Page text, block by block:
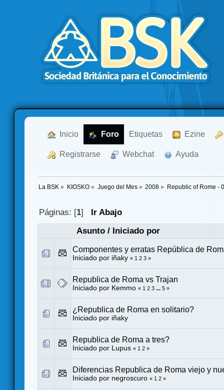
Inicio Foro Etiquetas Ezine
Registrarse Webchat Ayuda
La BSK » KIOSKO» Juego del Mes» 2008 » Republic of Rome -
Páginas: [1]
Ir Abajo
Asunto/ Iniciado por
Componentes y erratas República de
Iniciado por iñaky « 1 2 3 »
Republica de Roma vs Trajan
Iniciado por Kemmo « 1 2 3 ... 5 »
¿Republica de Roma en solitario?
Iniciado por iñaky
Republica de Roma a tres?
Iniciado por Lupus « 1 2 »
Diferencias Republica de Roma viejo y
Iniciado por negroscuro « 1 2 »